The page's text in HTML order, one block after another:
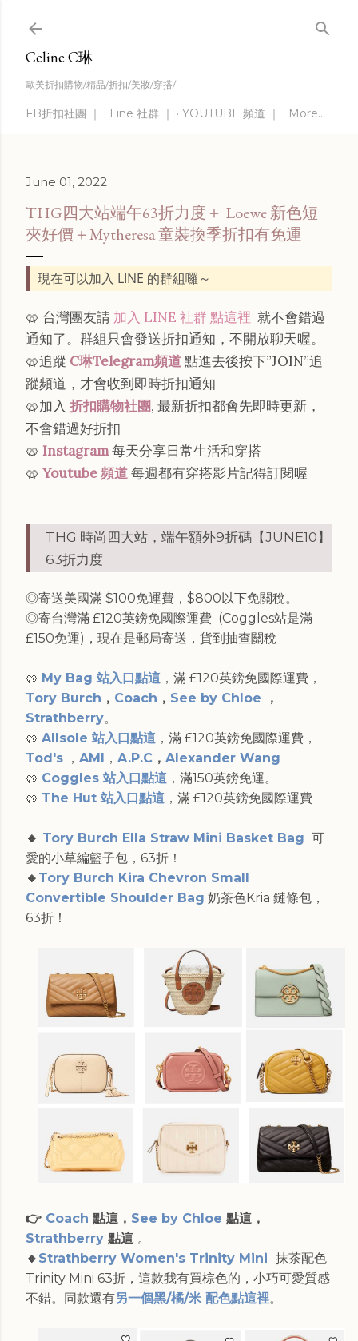
Celine C琳
歐美折扣購物/精品/折扣/美妝/穿搭/
FB折扣社團 ｜ Line 社群 ｜ YOUTUBE 頻道 ｜ More…
June 01, 2022
THG四大站端午63折力度＋ Loewe 新色短
夾好價＋Mytheresa 童裝換季折扣有免運
現在可以加入 LINE 的群組囉～
🥨 台灣團友請 加入 LINE 社群 點這裡 就不會錯過
通知了。群組只會發送折扣通知，不開放聊天喔。
🥨追蹤 C琳Telegram頻道點進去後按下”JOIN”追
蹤頻道，才會收到即時折扣通知
🥨加入 折扣購物社團, 最新折扣都會先即時更新，
不會錯過好折扣
🥨 Instagram每天分享日常生活和穿搭
🥨 Youtube 頻道每週都有穿搭影片記得訂閱喔
THG 時尚四大站，端午額外9折碼【JUNE10】
63折力度
◎寄送美國滿 $100免運費，$800以下免關稅。
◎寄台灣滿 £120英鎊免國際運費 (Coggles站是滿
£150免運)，現在是郵局寄送，貨到抽查關稅
🥨 My Bag 站入口點這 ，滿 £120英鎊免國際運費，
Tory Burch ， Coach ， See by Chloe ，
Strathberry。
🥨 Allsole 站入口點這 ，滿 £120英鎊免國際運費，
Tod's ， AMI ， A.P.C ， Alexander Wang
🥨 Coggles 站入口點這 ，滿150英鎊免運。
🥨 The Hut 站入口點這 ，滿 £120英鎊免國際運費
🔸 Tory Burch Ella Straw Mini Basket Bag 可
愛的小草編籃子包，63折！
🔸 Tory Burch Kira Chevron Small
Convertible Shoulder Bag 奶茶色Kria 鏈條包，
63折！
👉 Coach 點這， See by Chloe 點這 ，
Strathberry 點這 。
🔸 Strathberry Women's Trinity Mini 抹茶配色
Trinity Mini 63折，這款我有買棕色的，小巧可愛質感
不錯。同款還有另一個黑/橘/米 配色點這裡。